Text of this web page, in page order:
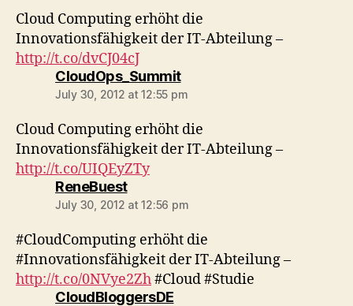
Cloud Computing erhöht die
Innovationsfähigkeit der IT-Abteilung –
http://t.co/dvCJ04cJ
CloudOps_Summitsays:
July 30, 2012 at 12:55 pm
Cloud Computing erhöht die
Innovationsfähigkeit der IT-Abteilung –
http://t.co/UIQEyZTy
ReneBuestsays:
July 30, 2012 at 12:56 pm
#CloudComputing erhöht die
#Innovationsfähigkeit der IT-Abteilung –
http://t.co/0NVye2Zh#Cloud #Studie
CloudBloggersDEsays: